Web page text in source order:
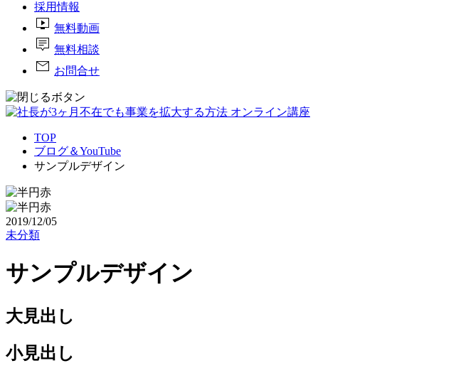
採用情報
live_tv 無料動画
tooltip_2 無料相談
mail お問合せ
TOP
ブログ＆YouTube
サンプルデザイン
2019/12/05
未分類
サンプルデザイン
大見出し
小見出し